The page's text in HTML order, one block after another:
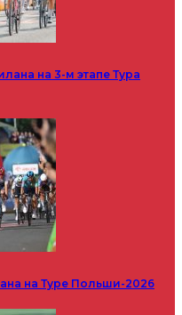
на 3-м этапе Тура
на Туре Польши-2026